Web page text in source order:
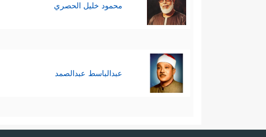
محمود خليل الحصري
عبدالباسط عبدالصمد